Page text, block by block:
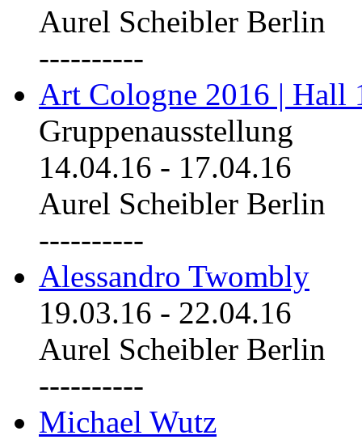
Aurel Scheibler Berlin
----------
Art Cologne 2016 | Hall
Gruppenausstellung
14.04.16 - 17.04.16
Aurel Scheibler Berlin
----------
Alessandro Twombly
19.03.16 - 22.04.16
Aurel Scheibler Berlin
----------
Michael Wutz